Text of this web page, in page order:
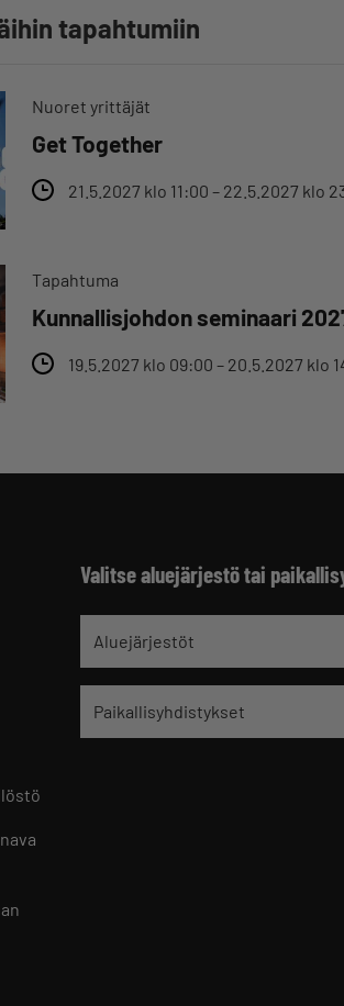
tapahtumiin
Nuoret yrittäjät
Get Together
21.5.2027 klo 11:00 – 22.5.2027 klo
Tapahtuma
Kunnallisjohdon seminaari
19.5.2027 klo 09:00 – 20.5.2027 klo
Valitse aluejärjestö tai
Aluejärjestöt
Paikallisyhdistykset